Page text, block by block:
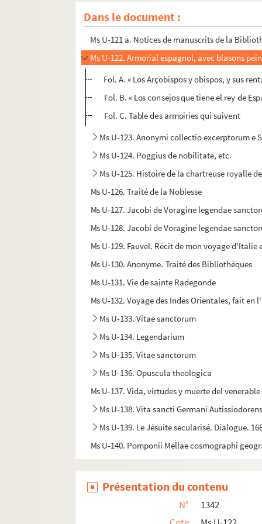
Dans le document :
Ms U-120. Recueil sur Port-Royal
Ms U-121. Histoire du règne de Henri II
Ms U-121 a. Notices de manuscrits de la
Ms U-122. Armorial espagnol, avec blasons
Fol. A. « Los Arçobispos y obispos, y sus
Fol. B. « Los consejos que tiene el rey de
Fol. C. Table des armoiries qui suivent
Ms U-123. Anonymi collectio excerptorum e
Ms U-124. Poggius de nobilitate, etc.
Ms U-125. Histoire de la chartreuse royalle
Ms U-126. Traité de la Noblesse
Ms U-127. Jacobi de Voragine legendae
Ms U-128. Jacobi de Voragine legendae
Ms U-129. Fauvel. Récit de mon voyage
Ms U-130. Anonyme. Traité des Bibliothèques
Ms U-131. Vie de sainte Radegonde
Ms U-132. Voyage des Indes Orientales, fait
Ms U-133. Vitae sanctorum
Ms U-134. Legendarium
Ms U-135. Vitae sanctorum
Ms U-136. Opuscula theologica
Ms U-137. Vida, virtudes y muerte del
Ms U-138. Vita sancti Germani
Ms U-139. Le Jésuite secularisé. Dialogue.
Ms U-140. Pomponii Mellae cosmographi
Ms U-142. Vitae sanctorum
Ms U-143. Mélanges bibliographiques, par M.
Ms U-144. Vita sanctae Marthae
Présentation du contenu
N°
1342